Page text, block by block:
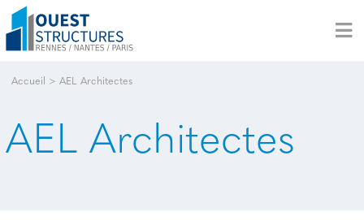
Accueil > AEL Architectes
AEL Architectes